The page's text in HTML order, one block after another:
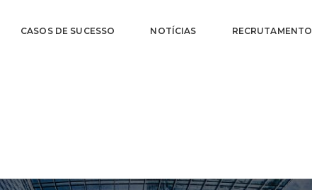
CASOS DE SUCESSO NOTÍCIAS RECRUTAMENTO